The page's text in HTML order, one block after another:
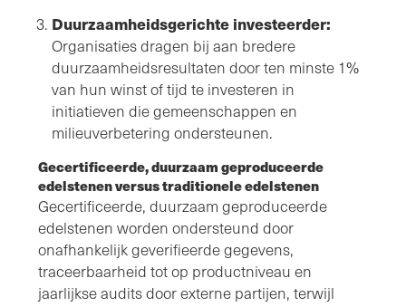
Duurzaamheidsgerichte investeerder:
Organisaties dragen bij aan bredere
duurzaamheidsresultaten door ten minste 1%
van hun winst of tijd te investeren in
initiatieven die gemeenschappen en
milieuverbetering ondersteunen.
Gecertificeerde, duurzaam geproduceerde
edelstenen versus traditionele edelstenen
Gecertificeerde, duurzaam geproduceerde
edelstenen worden ondersteund door
onafhankelijk geverifieerde gegevens,
traceerbaarheid tot op productniveau en
jaarlijkse audits door externe partijen, terwijl